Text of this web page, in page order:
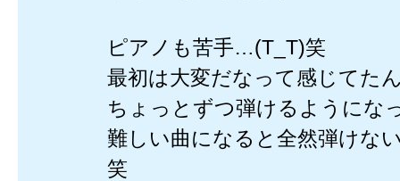
ピアノも苦手…(T_T)笑
最初は大変だなって感じてた
ちょっとずつ弾けるようにな
難しい曲になると全然弾けな
笑